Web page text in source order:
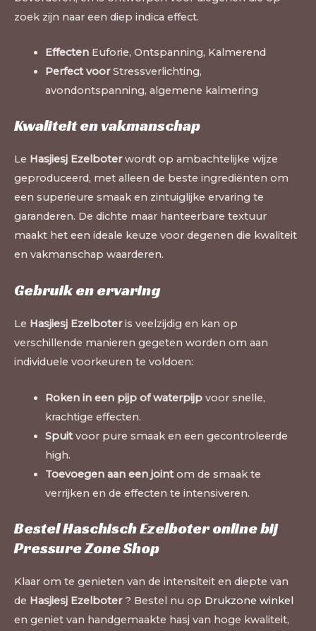
zoek zijn naar een diep indica effect.
EffectenEuforie, Ontspanning, Kalmerend
Perfect voorStressverlichting,
avondontspanning, algemene kalmering
Kwaliteit en vakmanschap
Le Hasjiesj Ezelboterwordt op ambachtelijke wijze
geproduceerd, met alleen de beste ingrediënten om
een superieure smaak en zintuiglijke ervaring te
garanderen. De dichte maar hanteerbare textuur
maakt het een ideale keuze voor degenen die kwaliteit
en vakmanschap waarderen.
Gebruik en ervaring
Le Hasjiesj Ezelboteris veelzijdig en kan op
verschillende manieren gegeten worden om aan
individuele voorkeuren te voldoen:
Roken in een pijp of waterpijpvoor snelle,
krachtige effecten.
Spuitvoor pure smaak en een gecontroleerde
high.
Toevoegen aan een jointom de smaak te
verrijken en de effecten te intensiveren.
Bestel Haschisch Ezelboter online bij
Pressure Zone Shop
Klaar om te genieten van de intensiteit en diepte van
de Hasjiesj Ezelboter? Bestel nu op Drukzone winkel
en geniet van handgemaakte hasj van hoge kwaliteit,